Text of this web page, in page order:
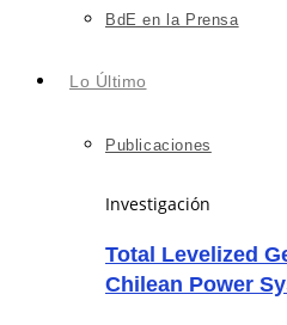
BdE en la Prensa
Lo Último
Publicaciones
Investigación
Total Levelized
Chilean Power